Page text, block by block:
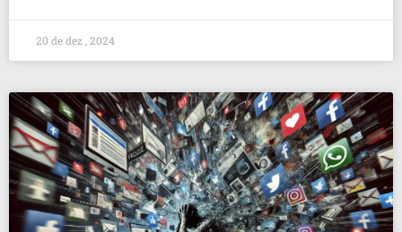
20 de dez , 2024